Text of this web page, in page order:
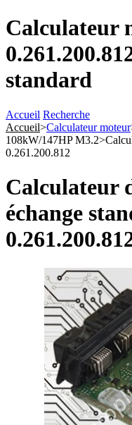
Calculateur
standard
Accueil Recherche
Accueil>Calculateur moteur
108kW/147HP M3.2>
0.261.200.812
Calculateur
échange